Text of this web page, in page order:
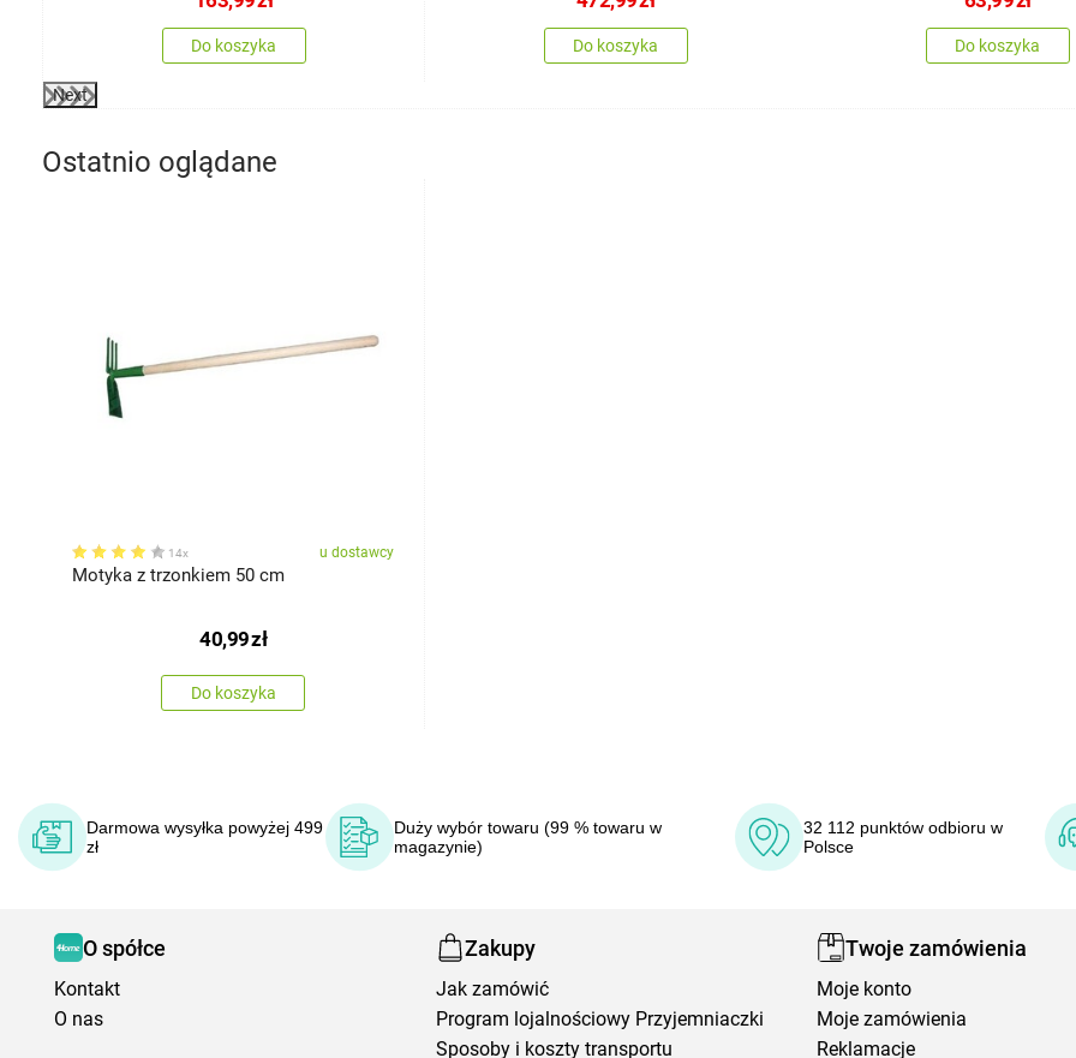
Do koszyka Do koszyka Do koszyka
Next
Ostatnio oglądane
14x u dostawcy
Motyka z trzonkiem 50 cm
40,99zł
Do koszyka
Darmowa wysyłka powyżej 499
zł
Duży wybór towaru (99 % towaru w
magazynie)
32 112 punktów odbioru w
Polsce
O spółce
Kontakt
O nas
Zakupy
Jak zamówić
Program lojalnościowy Przyjemniaczki
Sposoby i koszty transportu
Twoje zamówienia
Moje konto
Moje zamówienia
Reklamacje